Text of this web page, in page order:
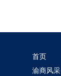
首页
渝商风采